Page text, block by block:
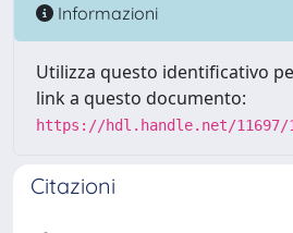
Informazioni
Utilizza questo identificativo
link a questo documento:
https://hdl.handle.net/11697/
Citazioni